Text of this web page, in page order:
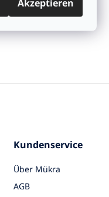
Akzeptieren
Kundenservice
Über Mükra
AGB